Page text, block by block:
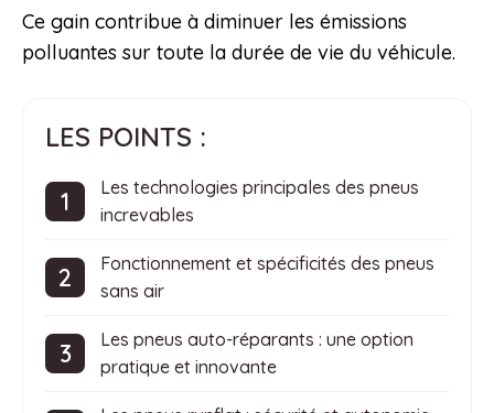
Ce gain contribue à diminuer les émissions
polluantes sur toute la durée de vie du véhicule.
LES POINTS :
Les technologies principales des pneus
increvables
Fonctionnement et spécificités des pneus
sans air
Les pneus auto-réparants : une option
pratique et innovante